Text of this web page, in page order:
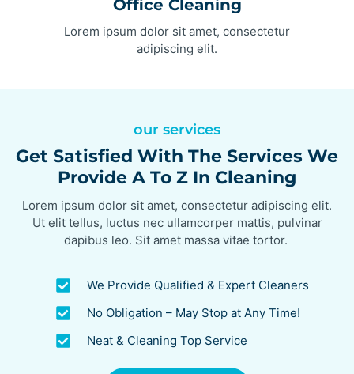
Office Cleaning
Lorem ipsum dolor sit amet, consectetur
adipiscing elit.
our services
Get Satisfied With The Services We
Provide A To Z In Cleaning
Lorem ipsum dolor sit amet, consectetur adipiscing elit.
Ut elit tellus, luctus nec ullamcorper mattis, pulvinar
dapibus leo. Sit amet massa vitae tortor.
We Provide Qualified & Expert Cleaners
No Obligation – May Stop at Any Time!
Neat & Cleaning Top Service